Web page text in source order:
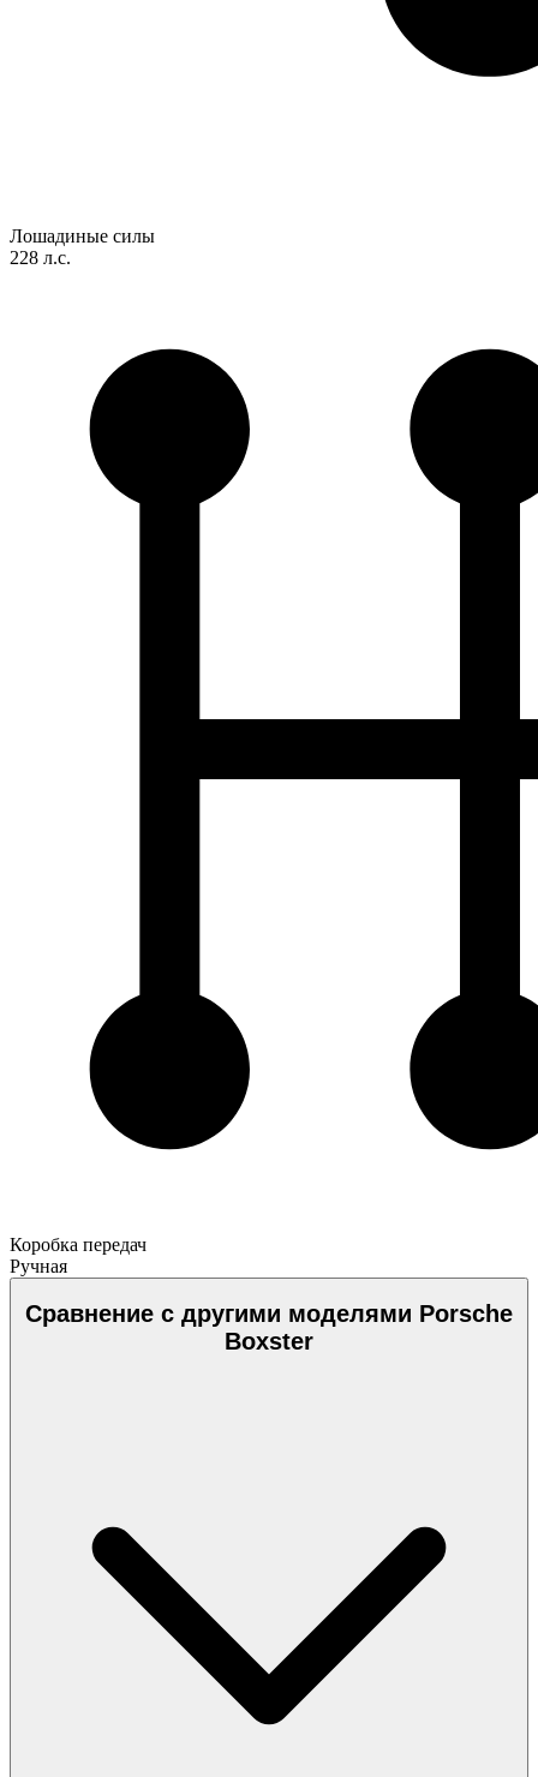
Лошадиные силы
228 л.с.
Коробка передач
Ручная
Сравнение с другими моделями Porsche
Boxster